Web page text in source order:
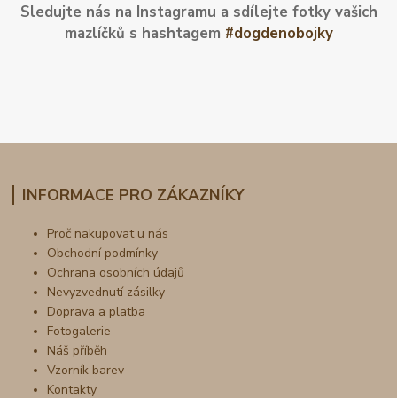
Sledujte nás na Instagramu a sdílejte fotky vašich
mazlíčků s hashtagem #dogdenobojky
INFORMACE PRO ZÁKAZNÍKY
Proč nakupovat u nás
Obchodní podmínky
Ochrana osobních údajů
Nevyzvednutí zásilky
Doprava a platba
Fotogalerie
Náš příběh
Vzorník barev
Kontakty